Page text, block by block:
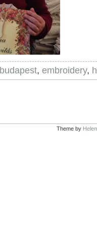
budapest, embroidery,
Theme by